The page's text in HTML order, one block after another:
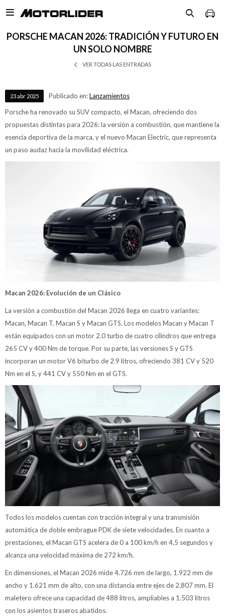

PORSCHE MACAN 2026: TRADICIÓN Y FUTURO EN
UN SOLO NOMBRE
VER TODAS LAS ENTRADAS
23abr 2025 Publicado en:Lanzamientos
Porsche ha renovado su SUV compacto, el Macan, ofreciendo dos
propuestas distintas para 2026: la versión a combustión, que mantiene la
esencia deportiva de la marca, y el nuevo Macan Electric, que representa
un paso audaz hacia la movilidad eléctrica.
Macan 2026: Evolución de un Clásico
La versión a combustión del Macan 2026 llega en cuatro variantes:
Macan, Macan T, Macan S y Macan GTS. Los modelos Macan y Macan T
están equipados con un motor 2.0 turbo de cuatro cilindros que entrega
265 CV y 400 Nm de torque. Por su parte, las versiones S y GTS
incorporan un motor V6 biturbo de 2.9 litros, ofreciendo 381 CV y 520
Nm en el S, y 441 CV y 550 Nm en el GTS.
Todos los modelos cuentan con tracción integral y una transmisión
automática de doble embrague PDK de siete velocidades. En cuanto a
prestaciones, el Macan GTS acelera de 0 a 100 km/h en 4,5 segundos y
alcanza una velocidad máxima de 272 km/h.
En dimensiones, el Macan 2026 mide 4.726 mm de largo, 1.922 mm de
ancho y 1.621 mm de alto, con una distancia entre ejes de 2.807 mm. El
maletero ofrece una capacidad de 488 litros, ampliables a 1.503 litros
con los asientos traseros abatidos.